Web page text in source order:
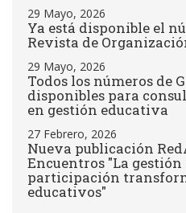
29 Mayo, 2026
Ya está disponible el
Revista de
29 Mayo, 2026
Todos los números de
disponibles para
en gestión educativa
27 Febrero, 2026
Nueva publicación
Encuentros "La
participación
educativos"